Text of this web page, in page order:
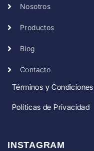
Nosotros
Productos
Blog
Contacto
Términos y Condiciones
Políticas de Privacidad
INSTAGRAM